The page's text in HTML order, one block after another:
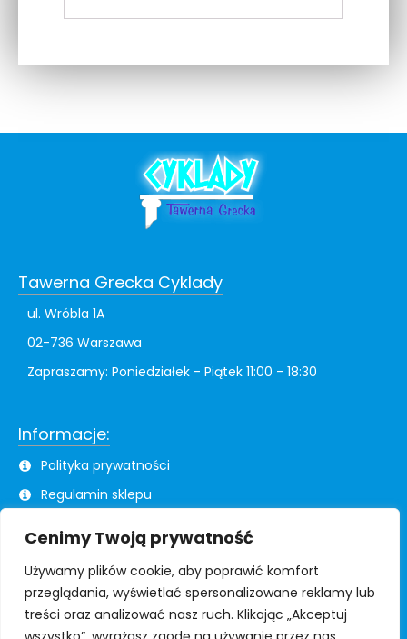
Cenimy Twoją prywatność
Używamy plików cookie, aby poprawić komfort
przeglądania, wyświetlać spersonalizowane reklamy lub
treści oraz analizować nasz ruch. Klikając „Akceptuj
Tawerna Grecka Cyklady
ul. Wróbla 1A
02-736 Warszawa
Zapraszamy: Poniedziałek - Piątek 11:00 - 18:30
Informacje:
Polityka prywatności
Regulamin sklepu
Dowozimy od 11:00 do 18:30
Koszty przesyłki uzależnione są od konkretnego kodu